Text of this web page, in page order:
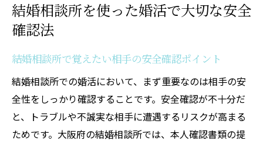
結婚相談所を使った婚活で大切な安全
確認法
結婚相談所で覚えたい相手の安全確認ポイント
結婚相談所での婚活において、まず重要なのは相手の安
全性をしっかり確認することです。安全確認が不十分だ
と、トラブルや不誠実な相手に遭遇するリスクが高まる
ためです。大阪府の結婚相談所では、本人確認書類の提